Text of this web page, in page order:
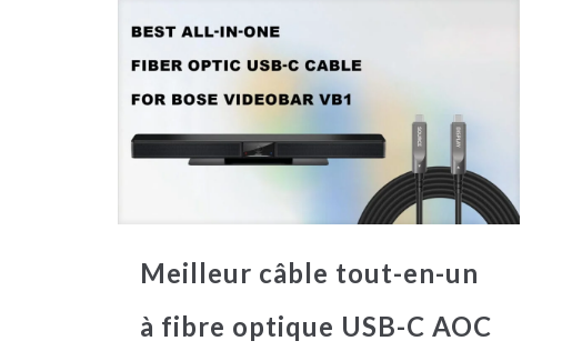
Meilleur câble tout-en-un
à fibre optique USB-C AOC